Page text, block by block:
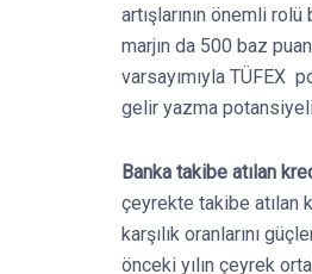
artışlarının önemli
marjın da 500 baz
varsayımıyla TÜFEX
gelir yazma
Banka takibe atılan
çeyrekte takibe atılan
karşılık oranlarını
önceki yılın çeyrek